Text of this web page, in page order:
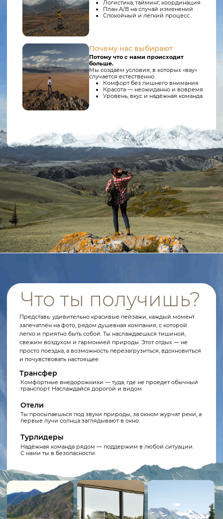
легко и приятно быть собой. Ты наслаждаешься тишиной,
свежим воздухом и гармонией природы. Этот отдых — не
просто поездка, а возможность перезагрузиться, вдохновиться
и почувствовать настоящее.
Трансфер
Комфортные внедорожники — туда, где не проедет обычный
Отели
Ты просыпаешься под звуки природы, за окном журчат реки, а
первые лучи солнца заглядывают в окно.
Турлидеры
Надёжная команда рядом — поддержим в любой ситуации.
С нами ты в безопасности.
Телецкое озеро
Отель Altai Village (5★, в лесу и горах)
Агрокомплекс Инегень (обед)
Чуйский тракт
День 6 (на джипах)
Чемальский тракт
Ороктойский мост
Сафари:
квадроциклы (весна/лето)
День 2 (на катере)
Телецкое озеро (катер)
Водопад Эстюбе
Рыбалка в заводи Телецкого озера
Кейтеринг с блюдами из свежей рыбы
День 3 (на вертолёте)
Водопад Учар (с высоты)
Каменные Грибы (с высоты)
Водопад Куркуре (высадка)
Отель Молодость
Чуйский тракт
Северо-Чуйский хребет (снежные пики)
Перевал Чике-Таман
Гейзерное озеро
Катунские террасы
Агрокомплекс Инегень (уединённое место в горах)